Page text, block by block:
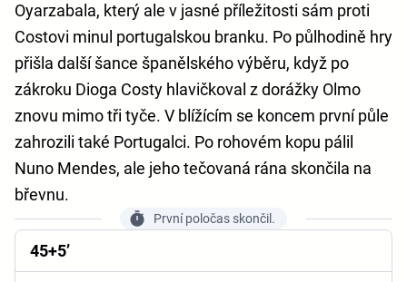
Oyarzabala, který ale v jasné příležitosti sám proti
Costovi minul portugalskou branku. Po půlhodině hry
přišla další šance španělského výběru, když po
zákroku Dioga Costy hlavičkoval z dorážky Olmo
znovu mimo tři tyče. V blížícím se koncem první půle
zahrozili také Portugalci. Po rohovém kopu pálil
Nuno Mendes, ale jeho tečovaná rána skončila na
břevnu.
První poločas skončil.
45+5’